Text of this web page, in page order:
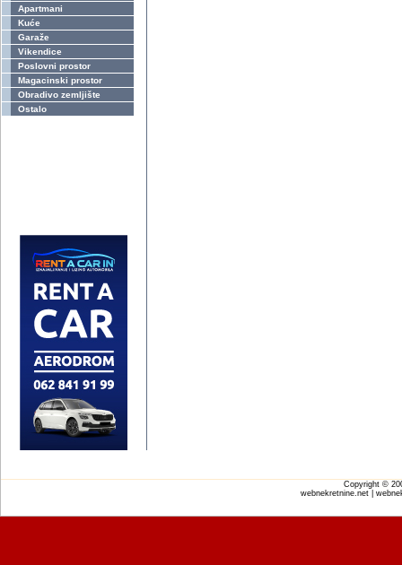
Apartmani
Kuće
Garaže
Vikendice
Poslovni prostor
Magacinski prostor
Obradivo zemljište
Ostalo
Copyright ©
webnekretnine.net |